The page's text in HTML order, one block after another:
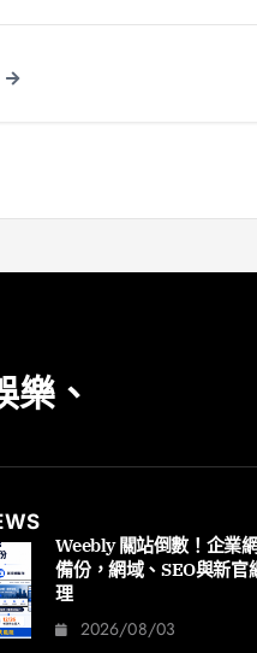
樂、
Weebly 關站倒數！企業
備份，網域、SEO與新官
理
2026/08/03